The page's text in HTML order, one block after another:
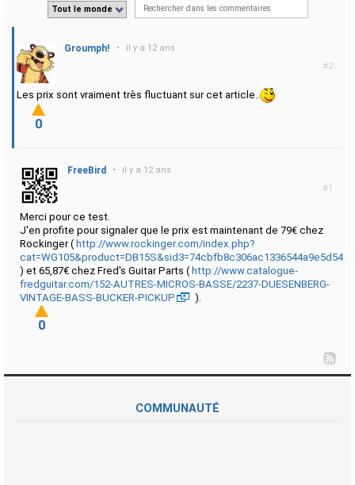
Tout le monde
#2
Groumph! • il y a 12 ans
Les prix sont vraiment très fluctuant sur cet article..
0
#1
FreeBird • il y a 12 ans
Merci pour ce test.
J'en profite pour signaler que le prix est maintenant de 79€ chez
Rockinger ( http://www.rockinger.com/index.php?
) et 65,87€ chez Fred's Guitar Parts ( http://www.catalogue-
fredguitar.com/152-AUTRES-MICROS-BASSE/2237-DUESENBERG-
VINTAGE-BASS-BUCKER-PICKUP
).
0
COMMUNAUTÉ